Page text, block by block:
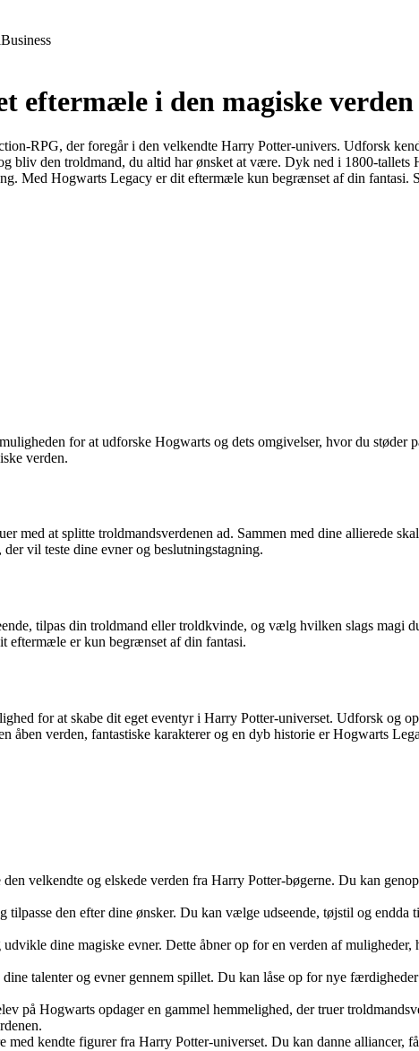
Business
eftermæle i den magiske verden
RPG, der foregår i den velkendte Harry Potter-univers. Udforsk
bliv den troldmand, du altid har ønsket at være. Dyk ned i 1800-
Med Hogwarts Legacy er dit eftermæle kun begrænset af din fantasi.
for at udforske Hogwarts og dets omgivelser, hvor du støder
verden.
med at splitte troldmandsverdenen ad. Sammen med dine allierede
vil teste dine evner og beslutningstagning.
tilpas din troldmand eller troldkvinde, og vælg hvilken slags magi
eftermæle er kun begrænset af din fantasi.
for at skabe dit eget eventyr i Harry Potter-universet. Udforsk og
verden, fantastiske karakterer og en dyb historie er Hogwarts
velkendte og elskede verden fra Harry Potter-bøgerne. Du kan
den efter dine ønsker. Du kan vælge udseende, tøjstil og endda
dine magiske evner. Dette åbner op for en verden af
talenter og evner gennem spillet. Du kan låse op for nye
på Hogwarts opdager en gammel hemmelighed, der truer
med kendte figurer fra Harry Potter-universet. Du kan danne alliancer,